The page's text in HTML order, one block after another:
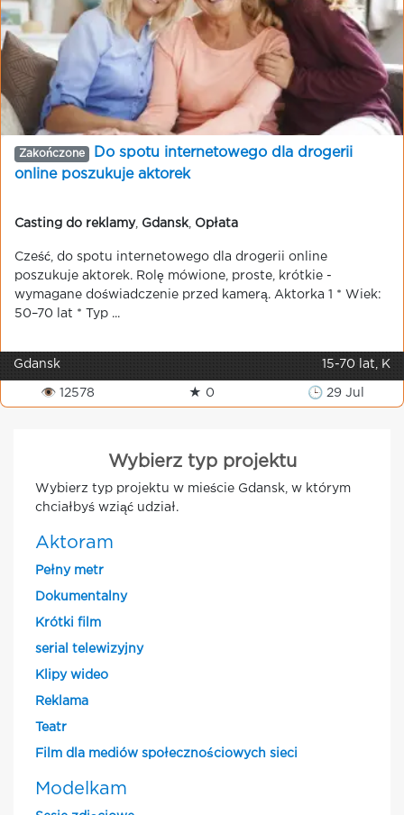
Zakończone
Do spotu internetowego dla drogerii
online poszukuje aktorek
Casting do reklamy, Gdansk, Opłata
Cześć, do spotu internetowego dla drogerii online
poszukuje aktorek. Rolę mówione, proste, krótkie -
wymagane doświadczenie przed kamerą. Aktorka 1 * Wiek:
50–70 lat * Typ ...
Gdansk 15-70 lat, K
👁 12578 ★ 0 🕒 29 Jul
Wybierz typ projektu
Wybierz typ projektu w mieście Gdansk, w którym
chciałbyś wziąć udział.
Aktoram
Pełny metr
Dokumentalny
Krótki film
serial telewizyjny
Klipy wideo
Reklama
Teatr
Film dla mediów społecznościowych sieci
Modelkam